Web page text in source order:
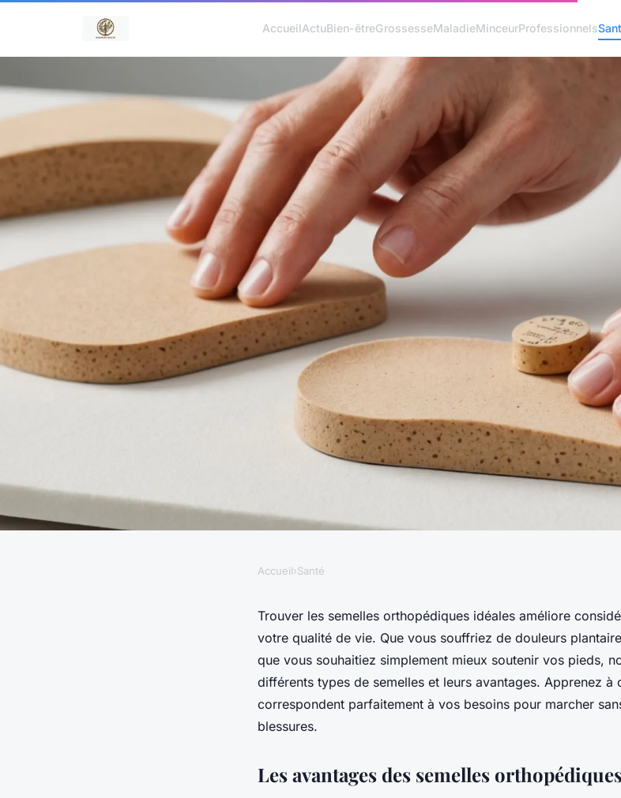
AccueilActuBien-êtreGrossesseMaladieMinceurProfessionnels
Choisir les meilleures semelles
orthopédiques pour vos besoins
Accueil›Santé
Trouver les semelles orthopédiques idéales améliore
votre qualité de vie. Que vous souffriez de douleurs
que vous souhaitiez simplement mieux soutenir vos pieds,
différents types de semelles et leurs avantages. Apprenez à
correspondent parfaitement à vos besoins pour marcher
blessures.
Les avantages des semelles